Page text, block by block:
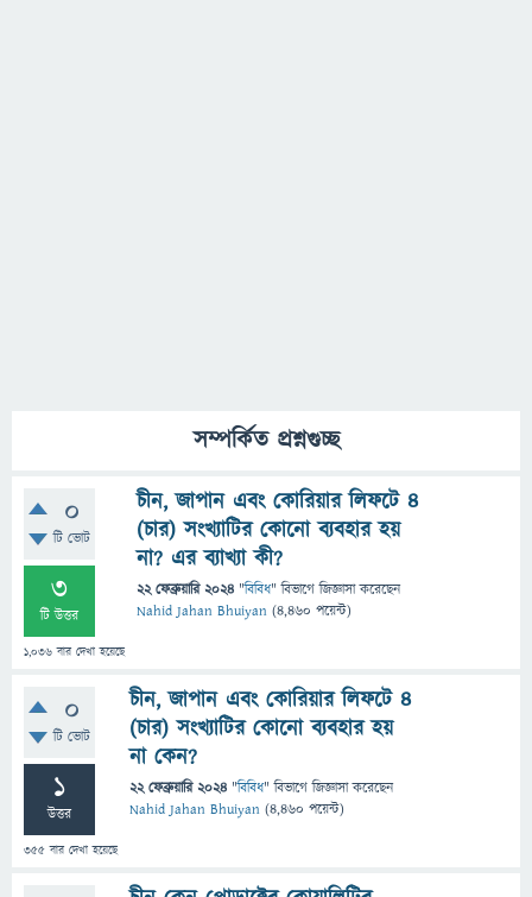
সম্পর্কিত প্রশ্নগুচ্ছ
0
টি ভোট
3
টি উত্তর
1,036 বার দেখা হয়েছে
চীন, জাপান এবং কোরিয়ার লিফটে ৪
(চার) সংখ্যাটির কোনো ব্যবহার হয়
না? এর ব্যাখ্যা কী?
22 ফেব্রুয়ারি 2024 "বিবিধ" বিভাগে জিজ্ঞাসাকরেছেন
Nahid Jahan Bhuiyan (4,460 পয়েন্ট)
0
টি ভোট
1
উত্তর
355 বার দেখা হয়েছে
চীন, জাপান এবং কোরিয়ার লিফটে ৪
(চার) সংখ্যাটির কোনো ব্যবহার হয়
না কেন?
22 ফেব্রুয়ারি 2024 "বিবিধ" বিভাগে জিজ্ঞাসাকরেছেন
Nahid Jahan Bhuiyan (4,460 পয়েন্ট)